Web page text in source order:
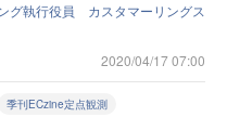
グ執行役員 カスタマーリングス
2020/04/17 07:00
季刊ECzine定点観測